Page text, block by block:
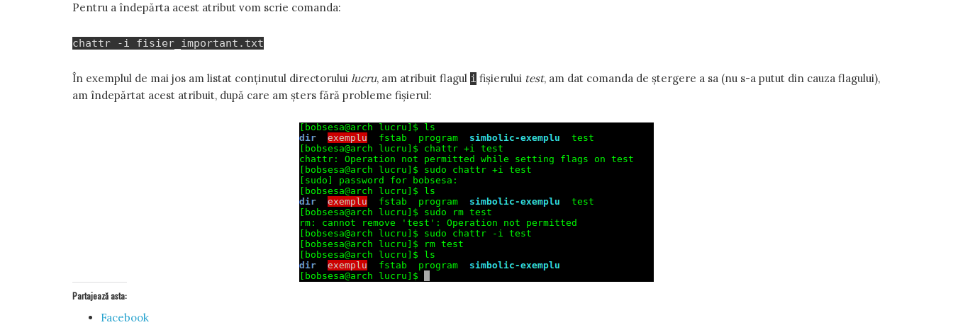
Pentru a îndepărta acest atribut vom scrie comanda:
chattr -i fisier_important.txt
În exemplul de mai jos am listat conținutul directorului lucru, am atribuit flagul i fișierului test, am dat comanda de ștergere a sa (nu s-a putut din cauza flagului),
am îndepărtat acest atribuit, după care am șters fără probleme fișierul:
Partajează asta:
Facebook